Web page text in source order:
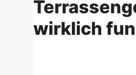
wirklich